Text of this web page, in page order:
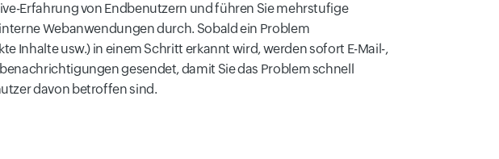
Erfahrung von Endbenutzern und führen Sie mehrstufige
Webanwendungen durch. Sobald ein Problem
Inhalte usw.) in einem Schritt erkannt wird, werden sofort E-Mail-,
gesendet, damit Sie das Problem schnell
davon betroffen sind.